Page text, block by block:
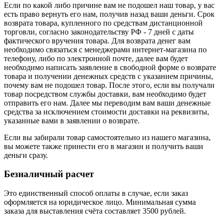
Если по какой либо причине вам не подошел наш товар, у вас
есть право вернуть его нам, получив назад ваши деньги. Срок
возврата товара, купленного по средствам дистанционной
торговли, согласно законодательству РФ - 7 дней с даты
фактического вручения товара. Для возврата денег вам
необходимо связаться с менеджерами интернет-магазина по
телефону, либо по электронной почте, далее вам будет
необходимо написать заявление в свободной форме о возврате
товара и получении денежных средств с указанием причины,
почему вам не подошел товар. После этого, если вы получали
товар посредством службы доставки, вам необходимо будет
отправить его нам. Далее мы переводим вам ваши денежные
средства за исключением стоимости доставки на реквизиты,
указанные вами в заявлении о возврате.
Если вы забирали товар самостоятельно из нашего магазина,
вы можете также принести его в магазин и получить ваши
деньги сразу.
Безналичный расчет
Это единственный способ оплаты в случае, если заказ
оформляется на юридическое лицо. Минимальная сумма
заказа для выставления счёта составляет 3500 рублей.